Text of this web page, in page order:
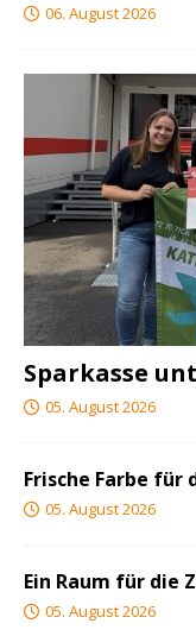
06. August 2026
Sparkasse
05. August 2026
Frische Farbe für
05. August 2026
Ein Raum für die
05. August 2026